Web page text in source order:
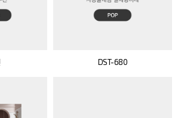
DST-680